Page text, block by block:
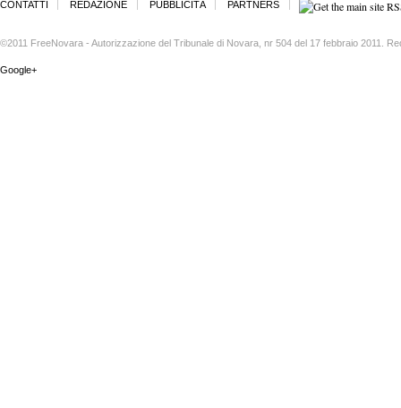
CONTATTI REDAZIONE PUBBLICITÀ PARTNERS
©2011 FreeNovara - Autorizzazione del Tribunale di Novara, nr 504 del 17 febbraio 2011.
Google+